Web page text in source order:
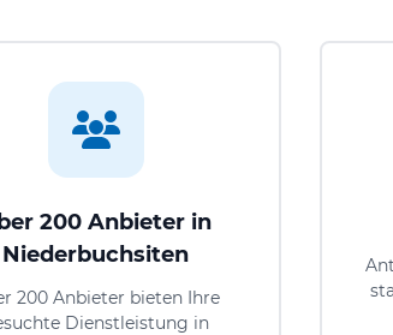
200 Anbieter in
Niederbuchsiten
200 Anbieter bieten Ihre
Dienstleistung in